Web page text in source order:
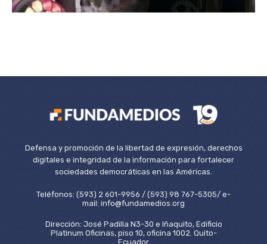
Defensa y promoción de la libertad de expresión, derechos
digitales e integridad de la información para fortalecer
sociedades democráticas en las Américas.
Teléfonos: (593) 2 601-9956 / (593) 98 767-5305/ e-
mail: info@fundamedios.org
Dirección: José Padilla N3-30 e Iñaquito, Edificio
Platinum Oficinas, piso 10, oficina 1002. Quito-
Ecuador